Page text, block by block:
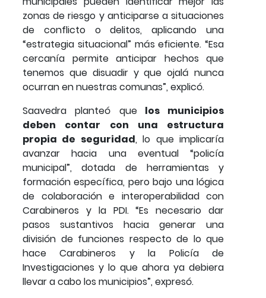
zonas de riesgo y anticiparse a situaciones
de conflicto o delitos, aplicando una
“estrategia situacional” más eficiente. “Esa
cercanía permite anticipar hechos que
tenemos que disuadir y que ojalá nunca
ocurran en nuestras comunas”, explicó.
Saavedra planteó quelos municipios
deben contar con una estructura
propia de seguridad, lo que implicaría
avanzar hacia una eventual “policía
municipal”, dotada de herramientas y
formación específica, pero bajo una lógica
de colaboración e interoperabilidad con
Carabineros y la PDI. “Es necesario dar
pasos sustantivos hacia generar una
división de funciones respecto de lo que
hace Carabineros y la Policía de
Investigaciones y lo que ahora ya debiera
llevar a cabo los municipios”, expresó.